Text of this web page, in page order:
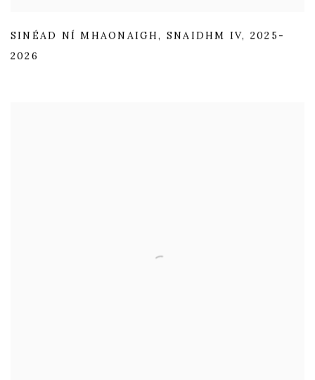
SINÉAD NÍ MHAONAIGH, SNAIDHM IV, 2025-
2026